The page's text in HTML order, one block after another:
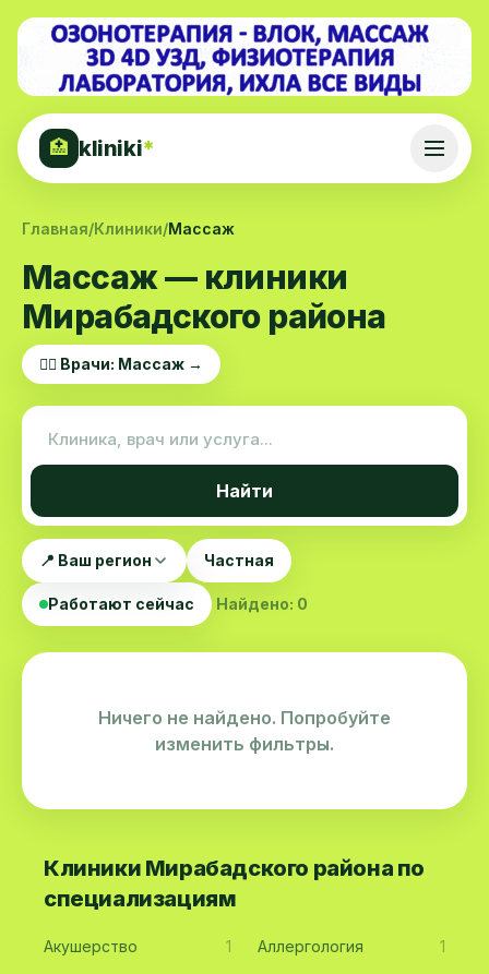
🏥 kliniki*
Главная/Клиники/Массаж
Массаж — клиники
Мирабадского района
👨‍⚕️ Врачи: Массаж →
Найти
📍 Ваш регион Частная
Работают сейчас Найдено: 0
Ничего не найдено. Попробуйте
изменить фильтры.
Клиники Мирабадского района по
специализациям
Акушерство 1 Аллергология 1